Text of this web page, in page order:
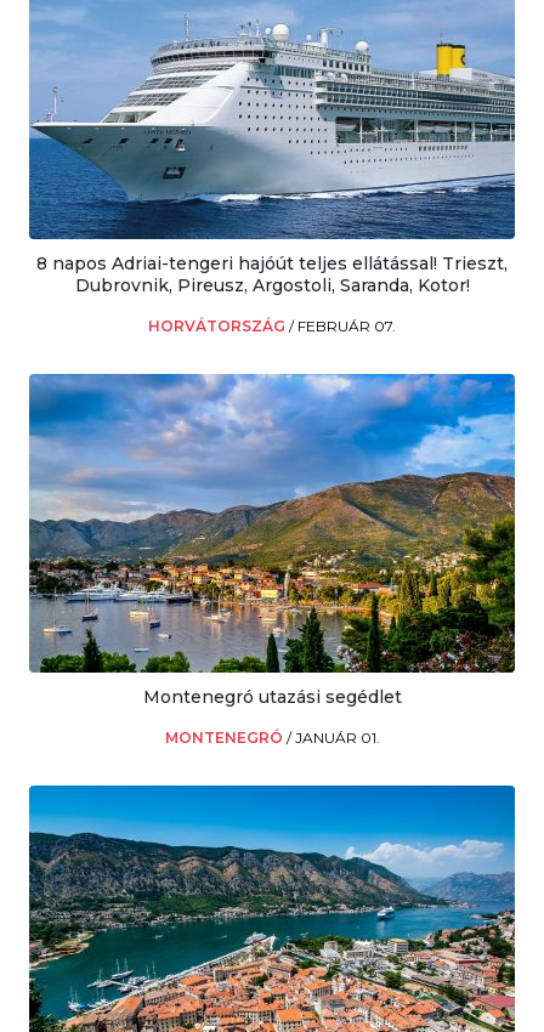
8 napos Adriai-tengeri hajóút teljes ellátással! Trieszt,
Dubrovnik, Pireusz, Argostoli, Saranda, Kotor!
HORVÁTORSZÁG / FEBRUÁR 07.
Montenegró utazási segédlet
MONTENEGRÓ /JANUÁR 01.